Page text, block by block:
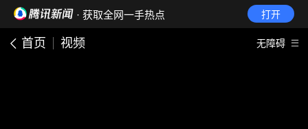
· 获取全网一手热点 打开
首页 视频 无障碍